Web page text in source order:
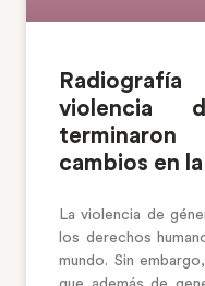
violencia
cambios en
La violencia de
los derechos
mundo. Sin